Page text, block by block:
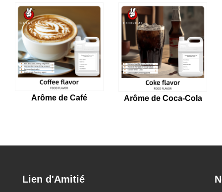
Arôme de Café Arôme de Coca-Cola
Lien d'Amitié